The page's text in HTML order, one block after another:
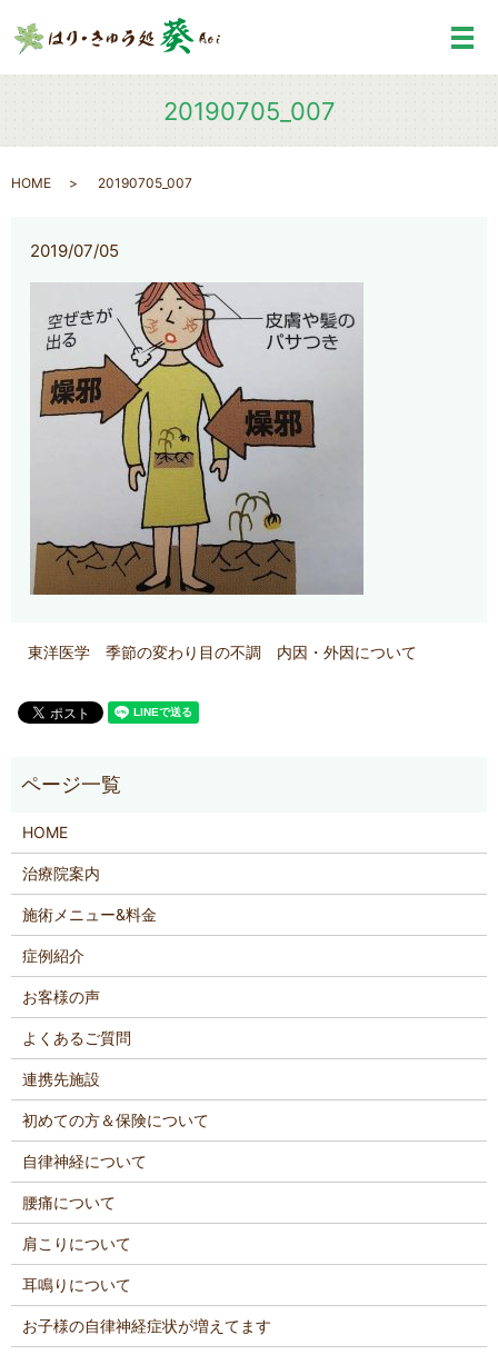
メ
20190705_007
HOME 20190705_007
2019/07/05
東洋医学 季節の変わり目の不調 内因・外因について
HOME
治療院案内
施術メニュー&料金
症例紹介
お客様の声
よくあるご質問
連携先施設
初めての方＆保険について
自律神経について
腰痛について
肩こりについて
耳鳴りについて
お子様の自律神経症状が増えてます